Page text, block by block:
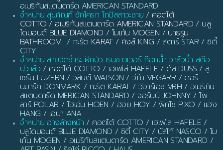
อเมริกันสแตนดาร์ด AMERICAN STANDARD
จำหน่าย สุขภัณฑ์ ชักโครก โถปัสสาวะชาย / คอตโต้
COTTO / อเมริกันสแตนดาร์ด AMERICAN STANDARD / บลู
ไดมอนด์ BLUE DIAMOND / โมเก้น MOGEN / บาธรูม
BATHROOM / กะรัต KARAT/ คิงส์ KING / สตาร์ STAR / ซิตี้
CITY
จำหน่าย สายฉีดชำระ ฝักบัว เรนชาวเวอร์ ก๊อกน้ำ วาล์วน้ำ สต๊อ
ปวาล์ว / คอตโต้ COTTO / เฮเฟเล่ HAFELE / ดัส DUSS / ลู
เซิร์น LUZERN / วสันต์ WATSON / วีก้า VEGARR / ดอร์
นมาร์ค DONMARK / กะรัต KARAT / วีอาร์เอช VRH / อเมริกัน
สแตนดาร์ด MERICAN STANDARD / จอร์นนี JOHNNY / โพ
ลาร์ POLAR / โฮเอ่น HOEN / ฮอย HOY / พิกโซ่ PIXO / แฮง
HANG / เอน่า ANA
จำหน่าย อ่างล้างหน้า / คอตโต้ COTTO / เฮเฟเล่ HAFELE /
บลูไดมอนด์ BLUE DIAMOND / ซิตี้ CITY / นัสโก้ NASCO / โม
เก้น MOGEN / อเมริกันสแตนดาร์ด AMERICAN STANDARD /